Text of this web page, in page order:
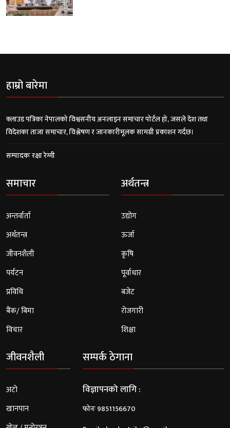
हाम्रो बारेमा
क्लाउड पत्रिका नेपालको विश्वसनीय अनलाइन समाचार पोर्टल हो, जसले देश तथा
विदेशका ताजा समाचार, विश्लेषण र जानकारीमूलक सामग्री प्रकाशन गर्दछ।
सम्पादकः रक्षा रेग्मी
समाचार
अन्तर्वार्ता
अर्थतन्त्र
जीवनशैली
पर्यटन
प्रविधि
बैंक/ बिमा
विचार
अर्थतन्त्र
उद्योग
ऊर्जा
कृषि
पूर्वाधार
बजेट
रोजगारी
शिक्षा
जीवनशैली
अटो
खानपान
सम्पर्क ठेगाना
विज्ञापनको लागि :
फोनः 9851156670